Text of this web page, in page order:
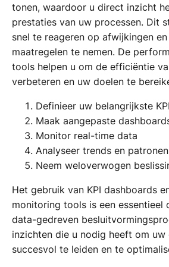
tonen, waardoor u direct inzicht
prestaties van uw processen. Dit
snel te reageren op afwijkingen
maatregelen te nemen. De
tools helpen u om de efficiëntie
verbeteren en uw doelen te
Definieer uw belangrijkste
Maak aangepaste
Monitor real-time data
Analyseer trends en patronen
Neem weloverwogen
Het gebruik van KPI dashboards
monitoring tools is een essentieel
data-gedreven
inzichten die u nodig heeft om uw
succesvol te leiden en te